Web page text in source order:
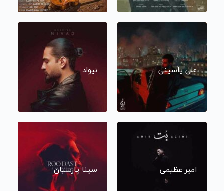
علی یاسینی نیواد
امیر عظیمی سینا پارسیان